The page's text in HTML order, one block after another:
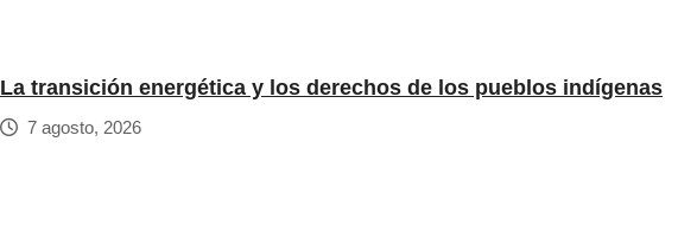
La transición energética y los derechos de los pueblos indígenas
7 agosto, 2026